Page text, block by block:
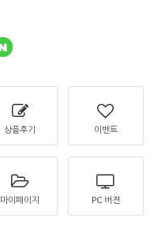
상품후기 이벤트
마이페이지 PC 버젼